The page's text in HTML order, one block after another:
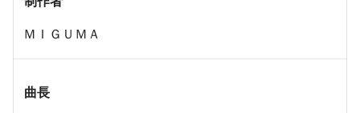
ＭＩＧＵＭＡ
曲長